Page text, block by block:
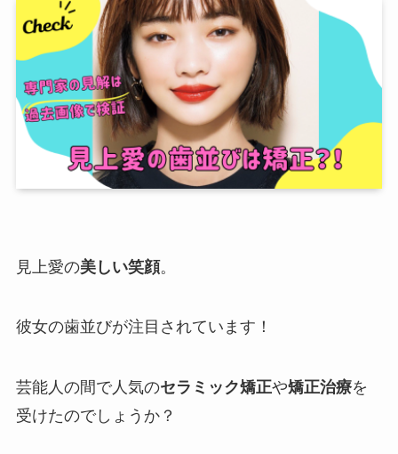
見上愛の美しい笑顔。
彼女の歯並びが注目されています！
芸能人の間で人気のセラミック矯正や矯正治療を
受けたのでしょうか？